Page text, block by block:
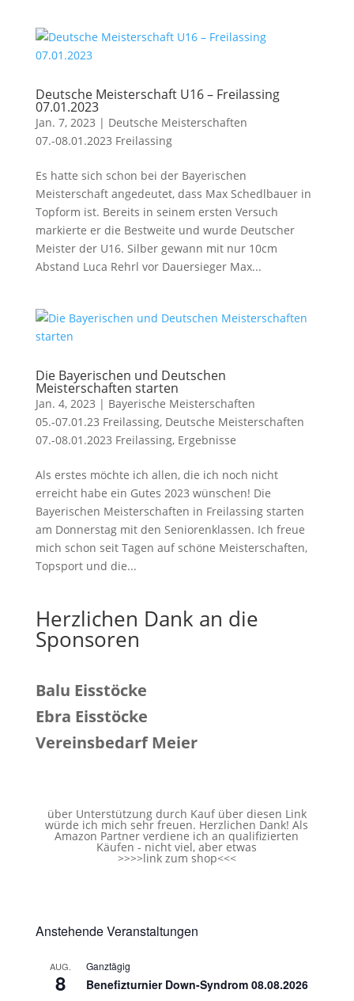
Deutsche Meisterschaft U16 – Freilassing
07.01.2023
Jan. 7, 2023 | Deutsche Meisterschaften
07.-08.01.2023 Freilassing
Es hatte sich schon bei der Bayerischen
Meisterschaft angedeutet, dass Max Schedlbauer in
Topform ist. Bereits in seinem ersten Versuch
markierte er die Bestweite und wurde Deutscher
Meister der U16. Silber gewann mit nur 10cm
Abstand Luca Rehrl vor Dauersieger Max...
Die Bayerischen und Deutschen
Meisterschaften starten
Jan. 4, 2023 | Bayerische Meisterschaften
05.-07.01.23 Freilassing, Deutsche Meisterschaften
07.-08.01.2023 Freilassing, Ergebnisse
Als erstes möchte ich allen, die ich noch nicht
erreicht habe ein Gutes 2023 wünschen! Die
Bayerischen Meisterschaften in Freilassing starten
am Donnerstag mit den Seniorenklassen. Ich freue
mich schon seit Tagen auf schöne Meisterschaften,
Topsport und die...
Herzlichen Dank an die
Sponsoren
Balu Eisstöcke
Ebra Eisstöcke
Vereinsbedarf Meier
über Unterstützung durch Kauf über diesen Link
würde ich mich sehr freuen. Herzlichen Dank! Als
Amazon Partner verdiene ich an qualifizierten
Käufen - nicht viel, aber etwas
>>>>link zum shop<<<
Anstehende Veranstaltungen
AUG.
8
Ganztägig
Benefizturnier Down-Syndrom 08.08.2026